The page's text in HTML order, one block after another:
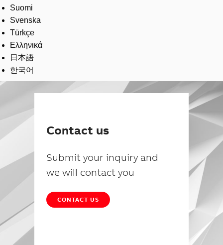
Suomi
Svenska
Türkçe
Ελληνικά
日本語
한국어
Contact us
Submit your inquiry and
we will contact you
CONTACT US